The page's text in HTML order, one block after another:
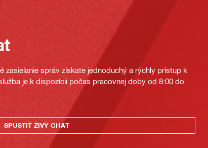
zasielanie správ získate jednoduchý a rýchly prístup k
je k dispozícii počas pracovnej doby od 8:00 do
SPUSTIŤ ŽIVÝ CHAT